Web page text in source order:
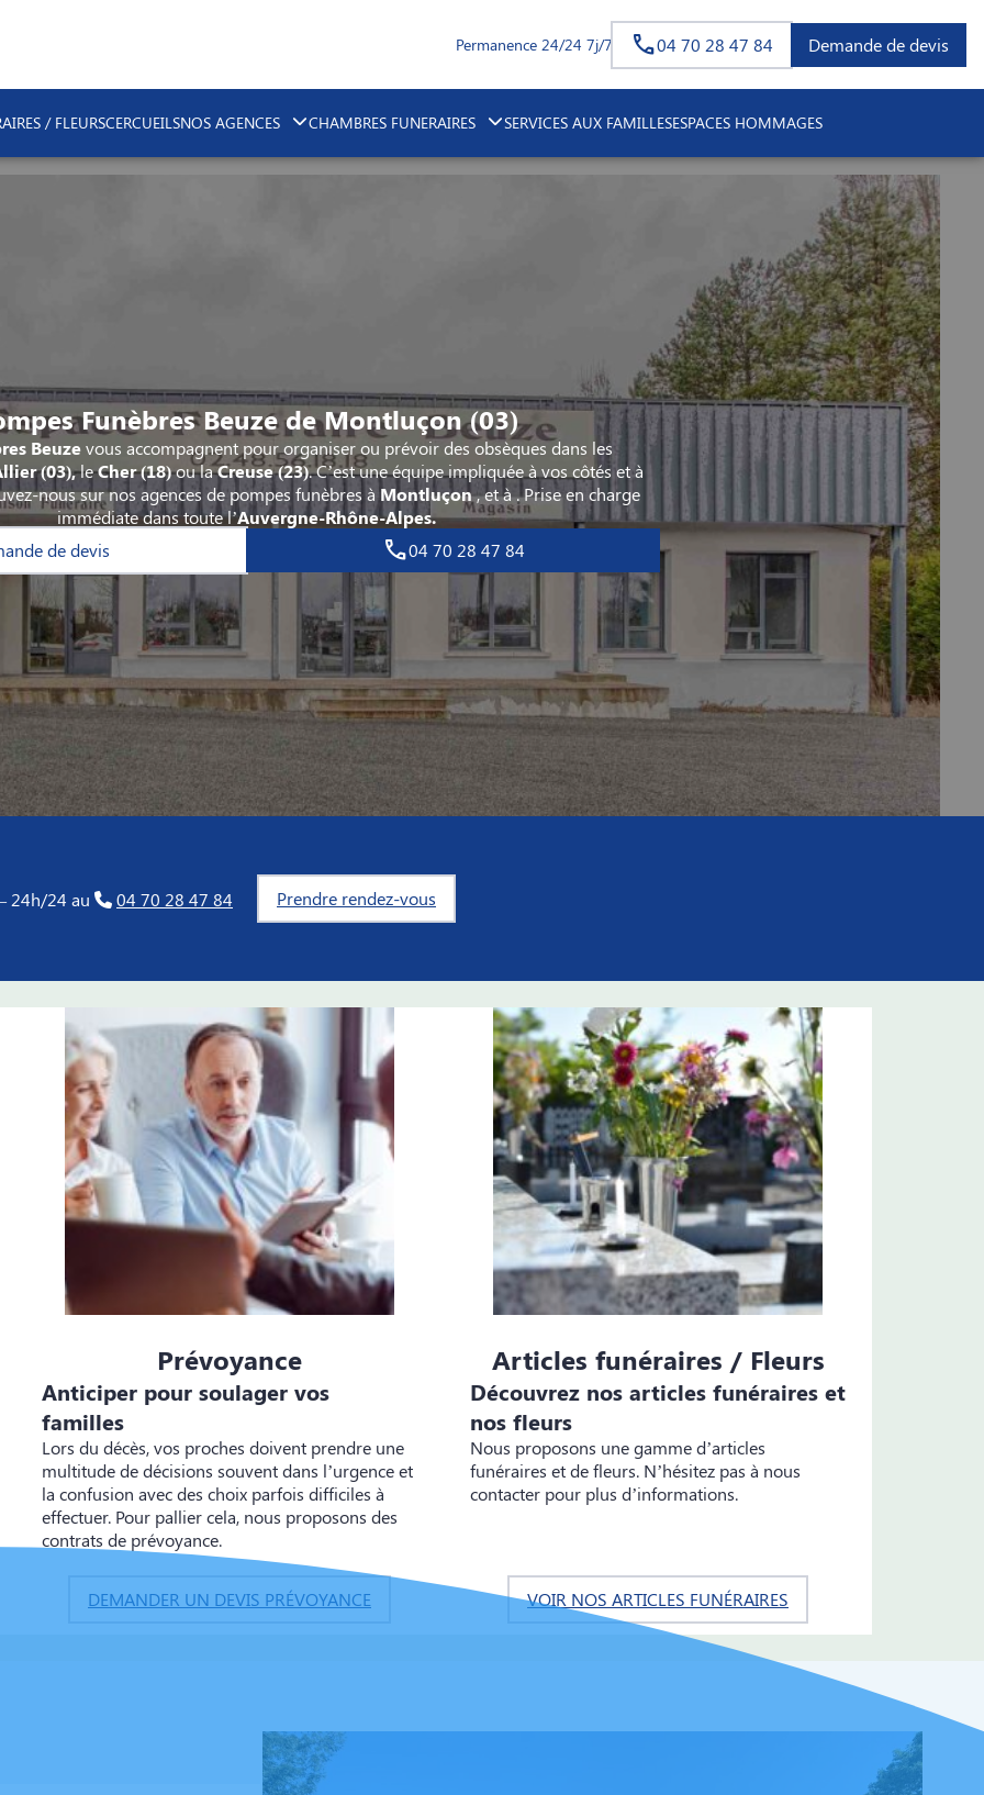
Permanence 24/24 7j/7 04 70 28 47 84 Demande de devis
/ FLEURSCERCUEILSNOS AGENCES CHAMBRES FUNERAIRES SERVICES AUX FAMILLESESPACES HOMMAGES
Funèbres Beuze de Montluçon (03)
Beuzevous accompagnent pour organiser ou prévoir des obsèques dans les
(03),leCher (18)ou laCreuse (23). C’est une équipe impliquée à vos côtés et à
nous sur nos agences de pompes funèbres à Montluçon,et à. Prise en charge
immédiate dans toute l’Auvergne-Rhône-Alpes.
de devis
04 70 28 47 84
24h/24 au 04 70 28 47 84 Prendre rendez-vous
Prévoyance
Anticiper pour soulager vos
familles
Lors du décès, vos proches doivent prendre une
multitude de décisions souvent dans l’urgence et
la confusion avec des choix parfois difficiles à
effectuer. Pour pallier cela, nous proposons des
contrats de prévoyance.
DEMANDER UN DEVIS PRÉVOYANCE
Articles funéraires / Fleurs
Découvrez nos articles funéraires et
nos fleurs
Nous proposons une gamme d’articles
funéraires et de fleurs. N’hésitez pas à nous
contacter pour plus d’informations.
VOIR NOS ARTICLES FUNÉRAIRES